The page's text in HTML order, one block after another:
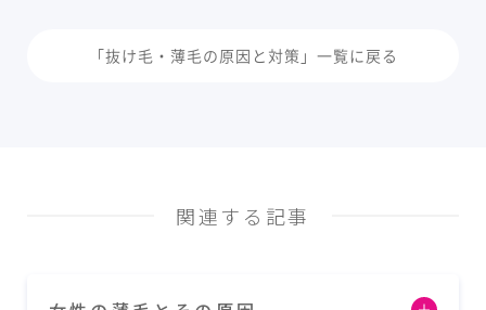
「抜け毛・薄毛の原因と対策」一覧に戻る
関連する記事